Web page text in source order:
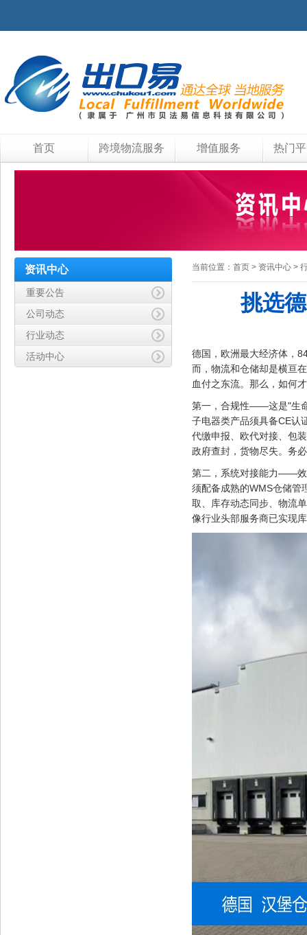
首页 跨境物流服务 增值服务 热门
资讯中心
重要公告
公司动态
行业动态
活动中心
当前位置： 首页 > 资讯中心 >
挑选
德国，欧洲最大经济体，
而，物流和仓储却是横亘
血付之东流。那么，如何
第一，合规性——这是"生
子电器类产品须具备CE认
代缴申报、欧代对接、包
政府查封，货物尽失。务
第二，系统对接能力——效
须配备成熟的WMS仓储管
取、库存动态同步、物流
像行业头部服务商已实现